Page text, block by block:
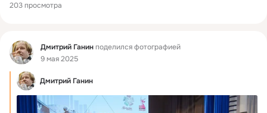
203 просмотра
Фид Дмитрий Ганинподелился фотографией
9 мая 2025
Дмитрий Ганин